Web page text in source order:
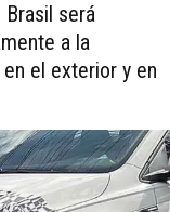
será
a la
el exterior y en